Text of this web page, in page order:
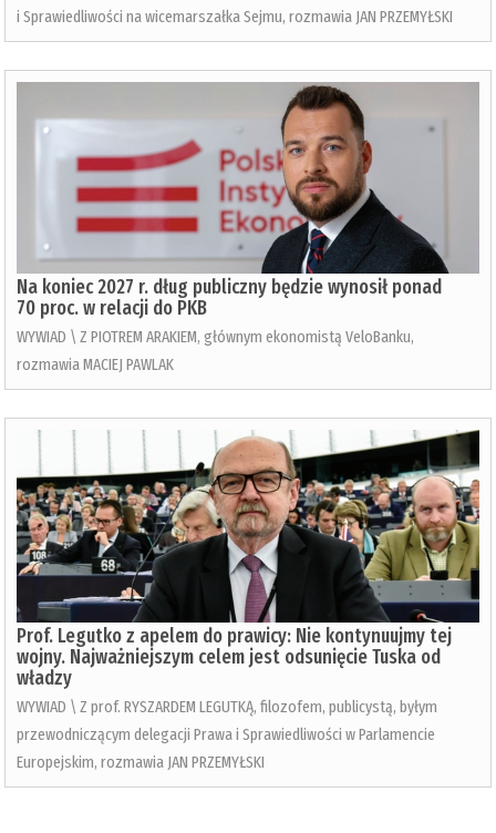
i Sprawiedliwości na wicemarszałka Sejmu, rozmawia JAN PRZEMYŁSKI
Na koniec 2027 r. dług publiczny będzie wynosił ponad
70 proc. w relacji do PKB
WYWIAD \ Z PIOTREM ARAKIEM, głównym ekonomistą VeloBanku,
rozmawia MACIEJ PAWLAK
Prof. Legutko z apelem do prawicy: Nie kontynuujmy tej
wojny. Najważniejszym celem jest odsunięcie Tuska od
władzy
WYWIAD \ Z prof. RYSZARDEM LEGUTKĄ, filozofem, publicystą, byłym
przewodniczącym delegacji Prawa i Sprawiedliwości w Parlamencie
Europejskim, rozmawia JAN PRZEMYŁSKI